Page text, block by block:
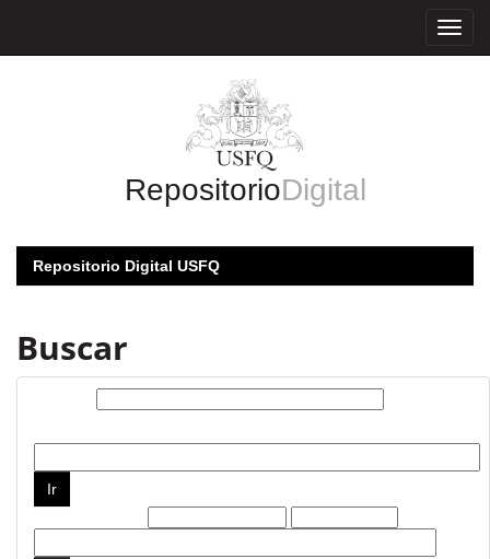
RepositorioDigital
Repositorio Digital USFQ
Buscar